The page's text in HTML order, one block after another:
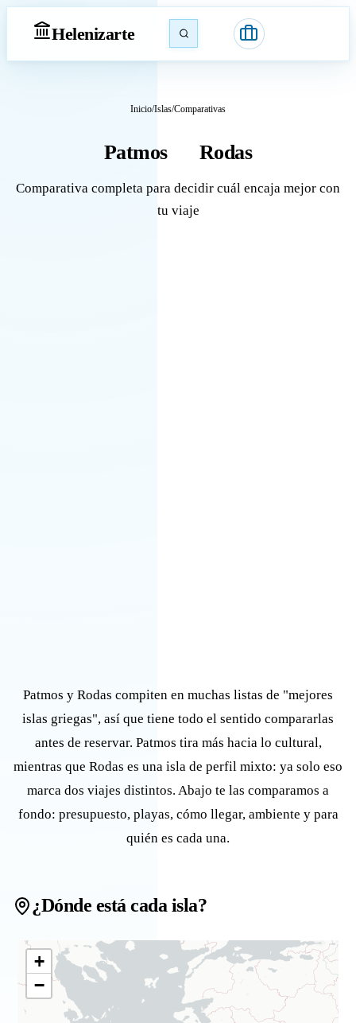
Helenizarte
Inicio/Islas/Comparativas
Patmos Rodas
Comparativa completa para decidir cuál encaja mejor con
tu viaje
Patmos y Rodas compiten en muchas listas de "mejores
islas griegas", así que tiene todo el sentido compararlas
antes de reservar. Patmos tira más hacia lo cultural,
mientras que Rodas es una isla de perfil mixto: ya solo eso
marca dos viajes distintos. Abajo te las comparamos a
fondo: presupuesto, playas, cómo llegar, ambiente y para
quién es cada una.
¿Dónde está cada isla?
+
−